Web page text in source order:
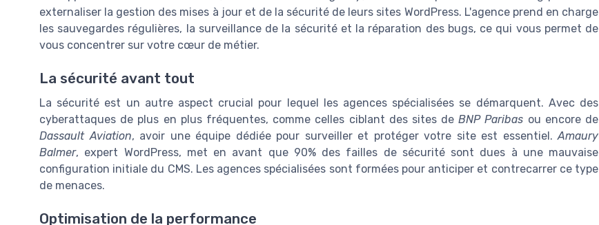
externaliser la gestion des mises à jour et de la sécurité de leurs sites WordPress. L'agence prend en charge
les sauvegardes régulières, la surveillance de la sécurité et la réparation des bugs, ce qui vous permet de
vous concentrer sur votre cœur de métier.
La sécurité avant tout
La sécurité est un autre aspect crucial pour lequel les agences spécialisées se démarquent. Avec des
cyberattaques de plus en plus fréquentes, comme celles ciblant des sites deBNP Paribas ou encore de
Dassault Aviation, avoir une équipe dédiée pour surveiller et protéger votre site est essentiel.Amaury
Balmer, expert WordPress, met en avant que 90% des failles de sécurité sont dues à une mauvaise
configuration initiale du CMS. Les agences spécialisées sont formées pour anticiper et contrecarrer ce type
de menaces.
Optimisation de la performance